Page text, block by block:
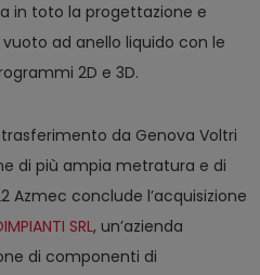
in toto la progettazione e
ad anello liquido con le
2D e 3D.
da Genova Voltri
di più ampia metratura e di
Azmec conclude l’acquisizione
SRL, un’azienda
di componenti di